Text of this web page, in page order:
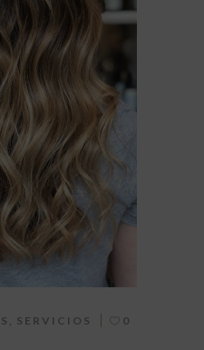
SERVICIOS 0